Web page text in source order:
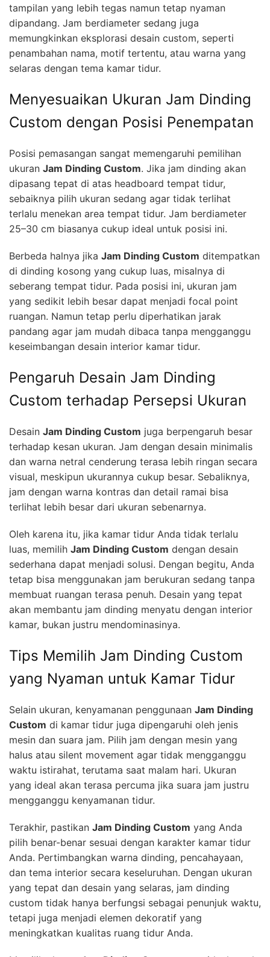
tampilan yang lebih tegas namun tetap nyaman
dipandang. Jam berdiameter sedang juga
memungkinkan eksplorasi desain custom, seperti
penambahan nama, motif tertentu, atau warna yang
selaras dengan tema kamar tidur.
Menyesuaikan Ukuran Jam Dinding
Custom dengan Posisi Penempatan
Posisi pemasangan sangat memengaruhi pemilihan
ukuran Jam Dinding Custom. Jika jam dinding akan
dipasang tepat di atas headboard tempat tidur,
sebaiknya pilih ukuran sedang agar tidak terlihat
terlalu menekan area tempat tidur. Jam berdiameter
25–30 cm biasanya cukup ideal untuk posisi ini.
Berbeda halnya jika Jam Dinding Custom ditempatkan
di dinding kosong yang cukup luas, misalnya di
seberang tempat tidur. Pada posisi ini, ukuran jam
yang sedikit lebih besar dapat menjadi focal point
ruangan. Namun tetap perlu diperhatikan jarak
pandang agar jam mudah dibaca tanpa mengganggu
keseimbangan desain interior kamar tidur.
Pengaruh Desain Jam Dinding
Custom terhadap Persepsi Ukuran
Desain Jam Dinding Custom juga berpengaruh besar
terhadap kesan ukuran. Jam dengan desain minimalis
dan warna netral cenderung terasa lebih ringan secara
visual, meskipun ukurannya cukup besar. Sebaliknya,
jam dengan warna kontras dan detail ramai bisa
terlihat lebih besar dari ukuran sebenarnya.
Oleh karena itu, jika kamar tidur Anda tidak terlalu
luas, memilih Jam Dinding Custom dengan desain
sederhana dapat menjadi solusi. Dengan begitu, Anda
tetap bisa menggunakan jam berukuran sedang tanpa
membuat ruangan terasa penuh. Desain yang tepat
akan membantu jam dinding menyatu dengan interior
kamar, bukan justru mendominasinya.
Tips Memilih Jam Dinding Custom
yang Nyaman untuk Kamar Tidur
Selain ukuran, kenyamanan penggunaan Jam Dinding
Custom di kamar tidur juga dipengaruhi oleh jenis
mesin dan suara jam. Pilih jam dengan mesin yang
halus atau silent movement agar tidak mengganggu
waktu istirahat, terutama saat malam hari. Ukuran
yang ideal akan terasa percuma jika suara jam justru
mengganggu kenyamanan tidur.
Terakhir, pastikan Jam Dinding Custom yang Anda
pilih benar-benar sesuai dengan karakter kamar tidur
Anda. Pertimbangkan warna dinding, pencahayaan,
dan tema interior secara keseluruhan. Dengan ukuran
yang tepat dan desain yang selaras, jam dinding
custom tidak hanya berfungsi sebagai penunjuk waktu,
tetapi juga menjadi elemen dekoratif yang
meningkatkan kualitas ruang tidur Anda.